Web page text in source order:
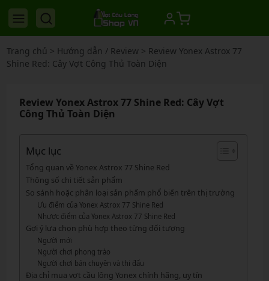
Trang chủ > Hướng dẫn / Review> Review Yonex Astrox 77
Shine Red: Cây Vợt Công Thủ Toàn Diện
Review Yonex Astrox 77 Shine Red: Cây Vợt
Công Thủ Toàn Diện
Mục lục
Tổng quan về Yonex Astrox 77 Shine Red
Thông số chi tiết sản phẩm
So sánh hoặc phân loại sản phẩm phổ biến trên thị trường
Ưu điểm của Yonex Astrox 77 Shine Red
Nhược điểm của Yonex Astrox 77 Shine Red
Gợi ý lựa chọn phù hợp theo từng đối tượng
Người mới
Người chơi phong trào
Người chơi bán chuyên và thi đấu
Địa chỉ mua vợt cầu lông Yonex chính hãng, uy tín